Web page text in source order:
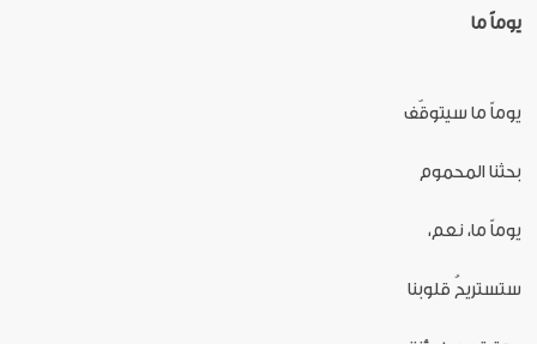
يوماً ما
يوماً ما سيتوقّف
بحثنا المحموم
يوماً ما، نعم،
ستستريحُ قلوبنا